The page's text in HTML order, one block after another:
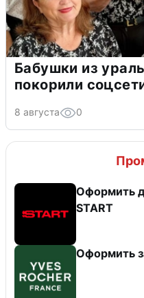
Бабушки из
покорили
8 августа 0
Оформить
START
Оформить